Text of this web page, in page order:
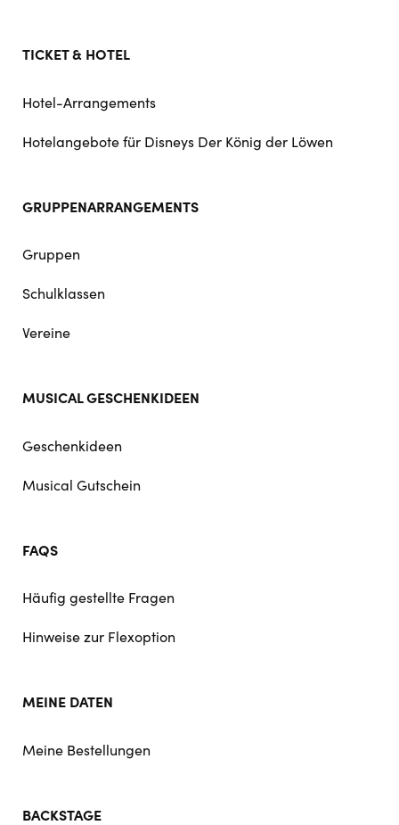
TICKET & HOTEL
Hotel-Arrangements
Hotelangebote für Disneys Der König der Löwen
GRUPPENARRANGEMENTS
Gruppen
Schulklassen
Vereine
MUSICAL GESCHENKIDEEN
Geschenkideen
Musical Gutschein
FAQS
Häufig gestellte Fragen
Hinweise zur Flexoption
MEINE DATEN
Meine Bestellungen
BACKSTAGE